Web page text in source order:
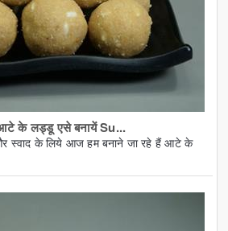
आटे के लड्डू एसे बनायें Su...
स्वाद के लिये आज हम बनाने जा रहे हैं आटे के